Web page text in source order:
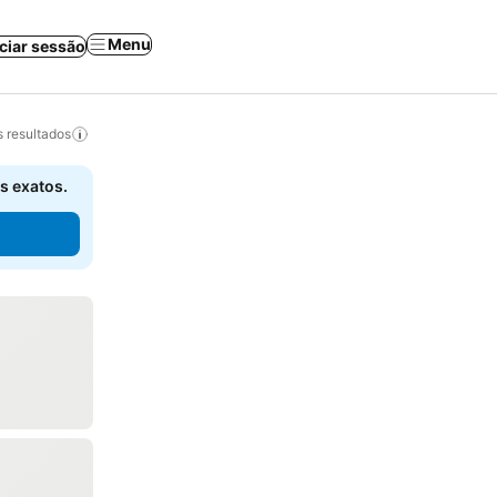
sessão Menu
resultados
exatos.